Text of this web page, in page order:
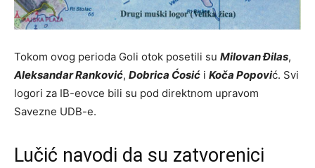
Tokom ovog perioda Goli otok posetili su Milovan Đilas,
Aleksandar Ranković, Dobrica Ćosić i Koča Popović. Svi
logori za IB-eovce bili su pod direktnom upravom
Savezne UDB-e.
Lučić navodi da su zatvorenici